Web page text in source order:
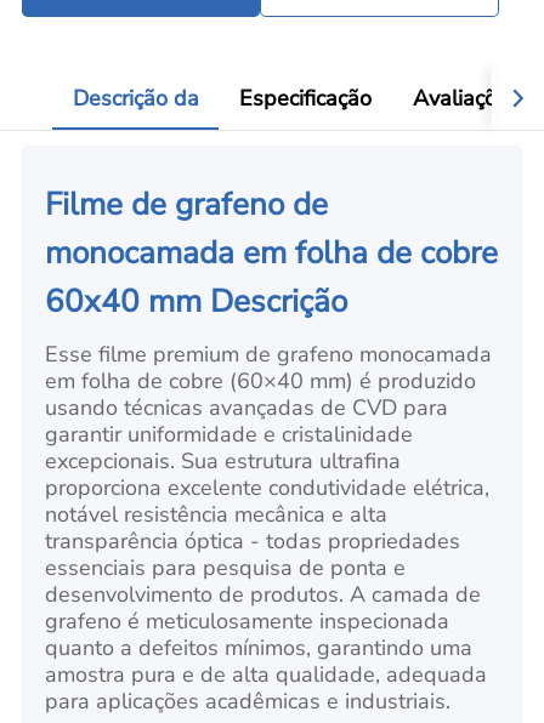
Descrição da Especificação Avaliações
Filme de grafeno de
monocamada em folha de cobre
60x40 mm Descrição
Esse filme premium de grafeno monocamada
em folha de cobre (60×40 mm) é produzido
usando técnicas avançadas de CVD para
garantir uniformidade e cristalinidade
excepcionais. Sua estrutura ultrafina
proporciona excelente condutividade elétrica,
notável resistência mecânica e alta
transparência óptica - todas propriedades
essenciais para pesquisa de ponta e
desenvolvimento de produtos. A camada de
grafeno é meticulosamente inspecionada
quanto a defeitos mínimos, garantindo uma
amostra pura e de alta qualidade, adequada
para aplicações acadêmicas e industriais.